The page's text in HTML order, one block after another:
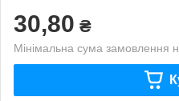
30,80 ₴
Мінімальна сума замовлення